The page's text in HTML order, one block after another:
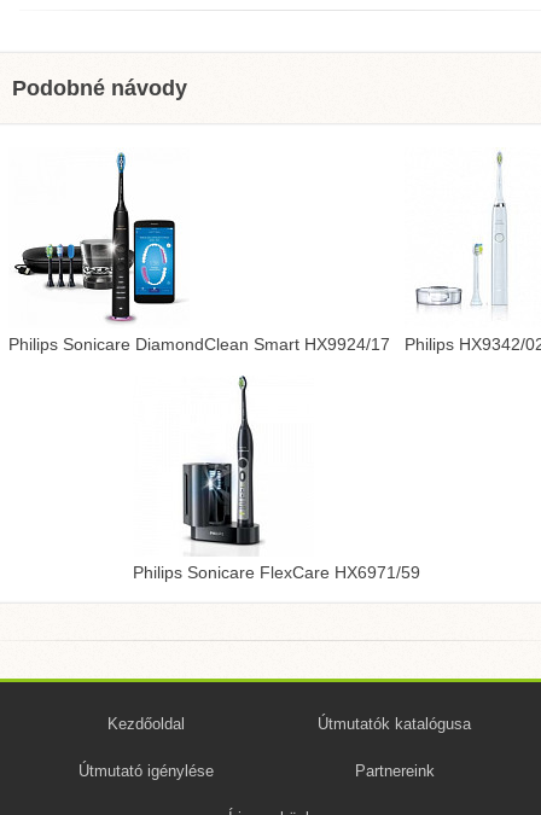
Podobné návody
Philips Sonicare DiamondClean Smart HX9924/17 Philips HX9342/
Philips Sonicare FlexCare HX6971/59
Kezdőoldal Útmutatók katalógusa
Útmutató igénylése Partnereink